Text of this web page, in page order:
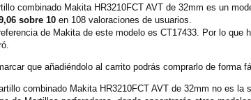
combinado Makita HR3210FCT AVT de 32mm es un
sobre 10 en 108 valoraciones de usuarios.
de Makita de este modelo es CT17433. Por lo
que añadiéndolo al carrito podrás comprarlo de forma
combinado Makita HR3210FCT AVT de 32mm no es